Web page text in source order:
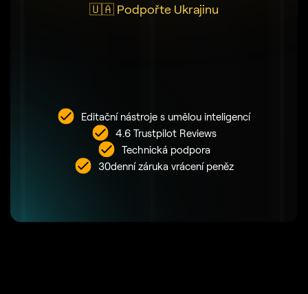
🇺🇦 Podpořte Ukrajinu
Editační nástroje s umělou inteligencí
4.6 Trustpilot Reviews
Technická podpora
30denní záruka vrácení peněz